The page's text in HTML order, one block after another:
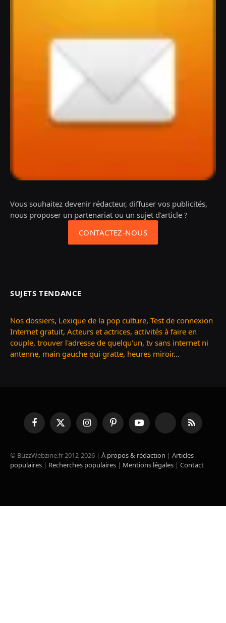
Vous souhaitez devenir rédacteur, diffuser vos publicités,
nous proposer un partenariat ou un sujet d'article ?
CONTACTEZ-NOUS
SUJETS TENDANCE
Nos dossiers, Lexique de la pop culture, Test de connexion
Internet gratuit, Acteurs et actrices, activités à faire en
couple, trouver l'adresse de quelqu'un, tv sans internet ni
antenne, main gauche qui gratte, heures miroir...
FacebookX
(Twitter)
InstagramPinterestYouTube TikTok RSS
© BuzzWebzine.fr 2012-2026 | À propos & rédaction | Articles
populaires | Recherches populaires | Mentions légales | Contact